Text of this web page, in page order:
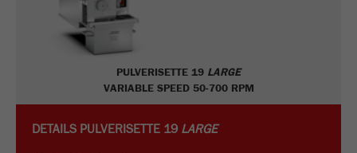
PULVERISETTE 19 LARGE
VARIABLE SPEED 50-700 RPM
DETAILS PULVERISETTE 19 LARGE